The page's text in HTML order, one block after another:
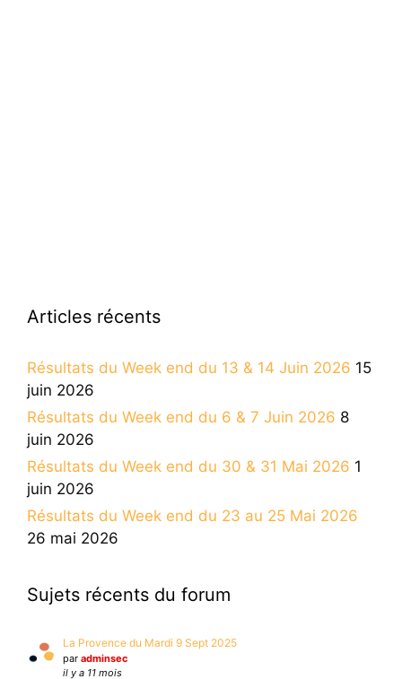
Articles récents
Résultats du Week end du 13 & 14 Juin 2026 15
juin 2026
Résultats du Week end du 6 & 7 Juin 2026 8
juin 2026
Résultats du Week end du 30 & 31 Mai 2026 1
juin 2026
Résultats du Week end du 23 au 25 Mai 2026
26 mai 2026
Sujets récents du forum
La Provence du Mardi 9 Sept 2025
par adminsec
il y a 11 mois